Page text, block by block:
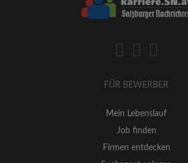
FÜR BEWERBER
Mein Lebenslauf
Job finden
Firmen entdecken